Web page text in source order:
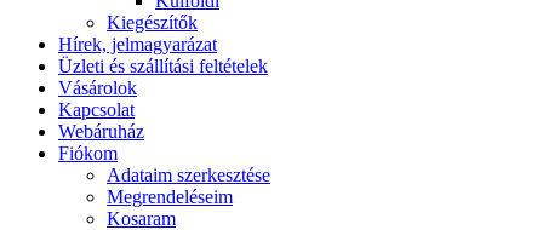
Kiegészítők
Hírek, jelmagyarázat
Üzleti és szállítási feltételek
Vásárolok
Kapcsolat
Webáruház
Fiókom
Adataim szerkesztése
Megrendeléseim
Kosaram